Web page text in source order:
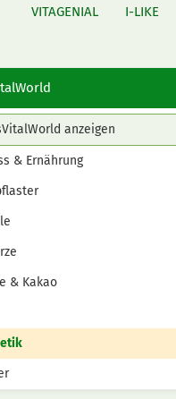
VITAGENIAL I-LIKE
anzeigen
& Ernährung
& Kakao